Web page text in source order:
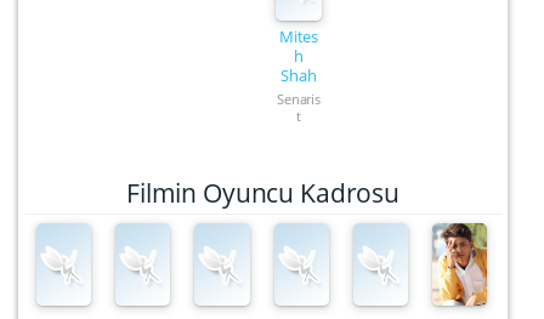
Mites
h
Shah
Senaris
t
Filmin Oyuncu Kadrosu